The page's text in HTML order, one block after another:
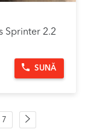
Sprinter 2.2
SUNĂ
7
Pagina
următoare